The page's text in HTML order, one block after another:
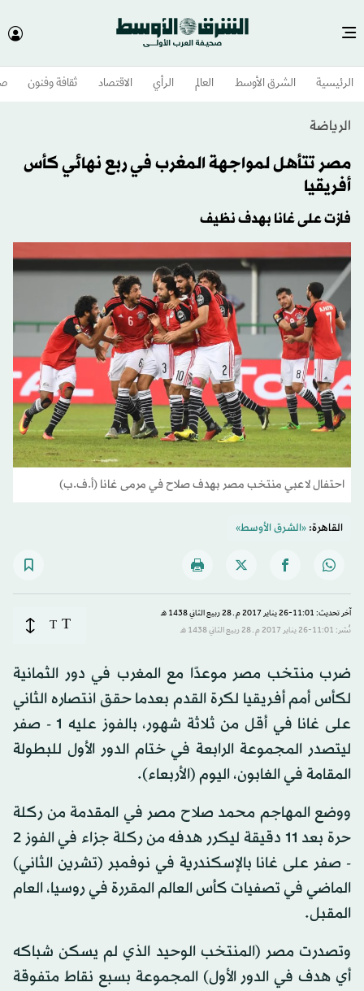
الرئيسية الشرق الأوسط​ العالم الرأي الاقتصاد ثقافة وفنون
الرياضة
مصر تتأهل لمواجهة المغرب في ربع نهائي كأس
أفريقيا
فازت على غانا بهدف نظيف
احتفال لاعبي منتخب مصر بهدف صلاح في مرمى غانا (أ.ف.ب)
القاهرة:«الشرق الأوسط»
آخر تحديث: 11:01-26 يناير 2017 م ـ 28 ربيع الثاني 1438 هـ
نُشر: 11:01-26 يناير 2017 م ـ 28 ربيع الثاني 1438 هـ
T
T
ضرب منتخب مصر موعدًا مع المغرب في دور الثمانية
لكأس أمم أفريقيا لكرة القدم بعدما حقق انتصاره الثاني
على غانا في أقل من ثلاثة شهور، بالفوز عليه 1 - صفر
ليتصدر المجموعة الرابعة في ختام الدور الأول للبطولة
المقامة في الغابون، اليوم (الأربعاء).
ووضع المهاجم محمد صلاح مصر في المقدمة من ركلة
حرة بعد 11 دقيقة ليكرر هدفه من ركلة جزاء في الفوز 2
- صفر على غانا بالإسكندرية في نوفمبر (تشرين الثاني)
الماضي في تصفيات كأس العالم المقررة في روسيا، العام
المقبل.
وتصدرت مصر (المنتخب الوحيد الذي لم يسكن شباكه
أي هدف في الدور الأول) المجموعة بسبع نقاط متفوقة